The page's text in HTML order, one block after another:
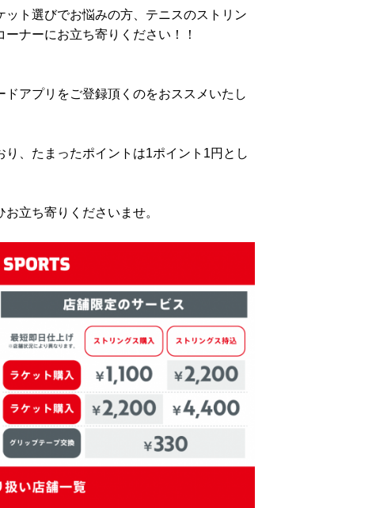
ト選びでお悩みの方、テニスのストリン
ナーにお立ち寄りください！！
アプリをご登録頂くのをおススメいたし
、たまったポイントは1ポイント1円とし
立ち寄りくださいませ。